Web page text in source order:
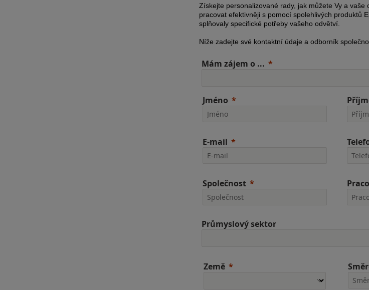
Získejte personalizované rady, jak můžete Vy a vaše
pracovat efektivněji s pomocí spolehlivých produktů
splňovaly specifické potřeby vašeho odvětví.
Níže zadejte své kontaktní údaje a odborník
Mám zájem o ...
Jméno
E-mail
Společnost
Průmyslový sektor
Země